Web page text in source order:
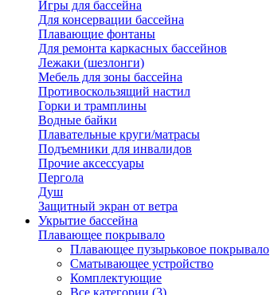
Игры для бассейна
Для консервации бассейна
Плавающие фонтаны
Для ремонта каркасных бассейнов
Лежаки (шезлонги)
Мебель для зоны бассейна
Противоскользящий настил
Горки и трамплины
Водные байки
Плавательные круги/матрасы
Подъемники для инвалидов
Прочие аксессуары
Пергола
Душ
Защитный экран от ветра
Укрытие бассейна
Плавающее покрывало
Плавающее пузырьковое покрывало
Сматывающее устройство
Комплектующие
Все категории (3)